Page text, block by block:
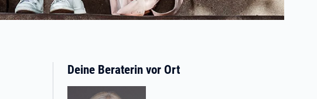
Deine Beraterin vor Ort